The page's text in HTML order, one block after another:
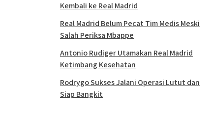
Kembali ke Real Madrid
Real Madrid Belum Pecat Tim Medis Meski
Salah Periksa Mbappe
Antonio Rudiger Utamakan Real Madrid
Ketimbang Kesehatan
Rodrygo Sukses Jalani Operasi Lutut dan
Siap Bangkit